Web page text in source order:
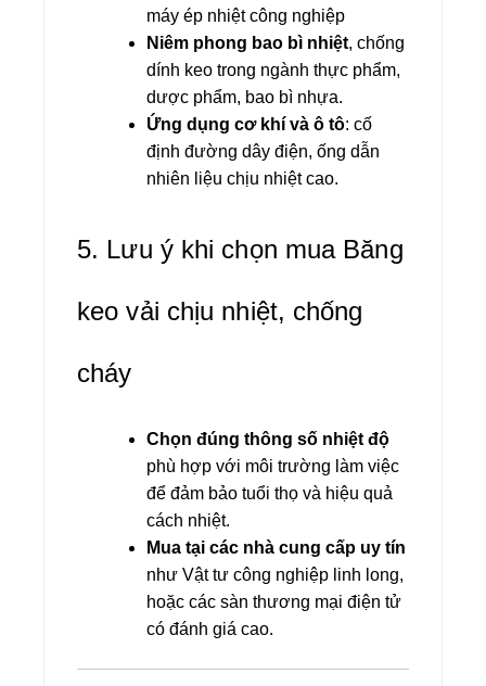
máy ép nhiệt công nghiệp
Niêm phong bao bì nhiệt, chống
dính keo trong ngành thực phẩm,
dược phẩm, bao bì nhựa.
Ứng dụng cơ khí và ô tô: cố
định đường dây điện, ống dẫn
nhiên liệu chịu nhiệt cao.
5. Lưu ý khi chọn mua Băng
keo vải chịu nhiệt, chống
cháy
Chọn đúng thông số nhiệt độ
phù hợp với môi trường làm việc
để đảm bảo tuổi thọ và hiệu quả
cách nhiệt.
Mua tại các nhà cung cấp uy tín
như Vật tư công nghiệp linh long,
hoặc các sàn thương mại điện tử
có đánh giá cao.